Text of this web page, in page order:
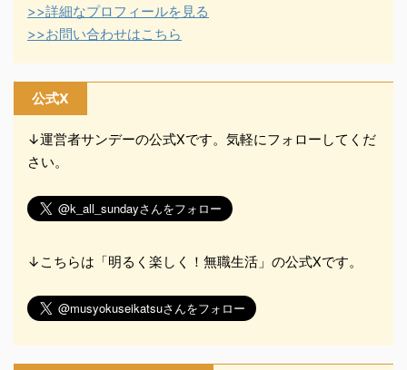
>>詳細なプロフィールを見る
>>お問い合わせはこちら
公式X
↓運営者サンデーの公式Xです。気軽にフォローしてくだ
さい。
↓こちらは「明るく楽しく！無職生活」の公式Xです。